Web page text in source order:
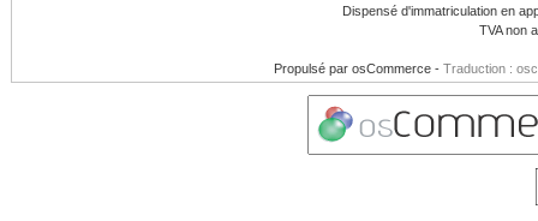
Dispensé d'immatriculation en
TVA non
Propulsé par osCommerce - Traduction :